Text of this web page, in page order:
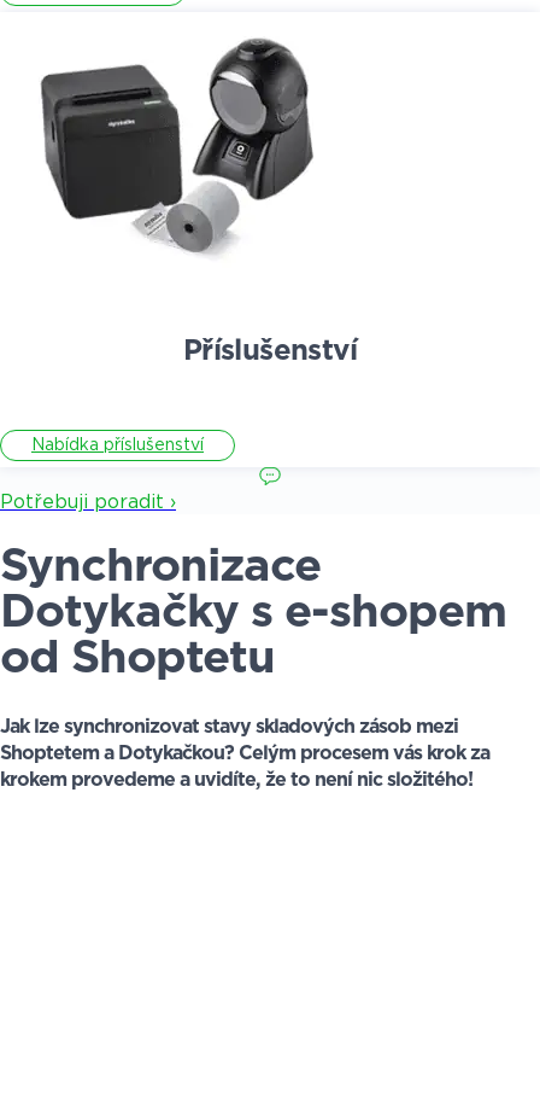
Příslušenství
Nabídka příslušenství
Potřebuji poradit ›
Synchronizace
Dotykačky s e-shopem
od Shoptetu
Jak lze synchronizovat stavy skladových zásob mezi
Shoptetem a Dotykačkou? Celým procesem vás krok za
krokem provedeme a uvidíte, že to není nic složitého!